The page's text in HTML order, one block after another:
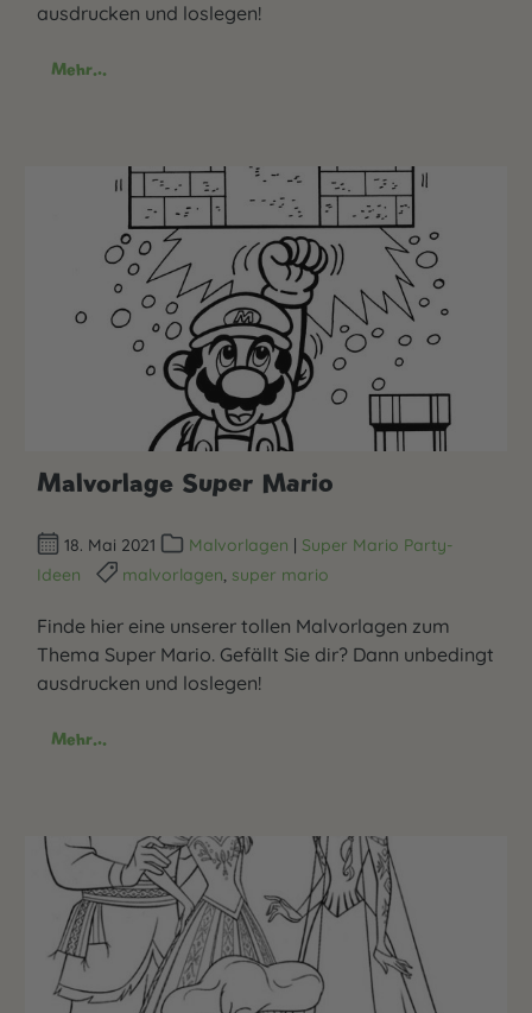
ausdrucken und loslegen!
Mehr...
Malvorlage Super Mario
18. Mai 2021 Malvorlagen | Super Mario Party-
Ideen
malvorlagen, super mario
Finde hier eine unserer tollen Malvorlagen zum
Thema Super Mario. Gefällt Sie dir? Dann unbedingt
ausdrucken und loslegen!
Mehr...